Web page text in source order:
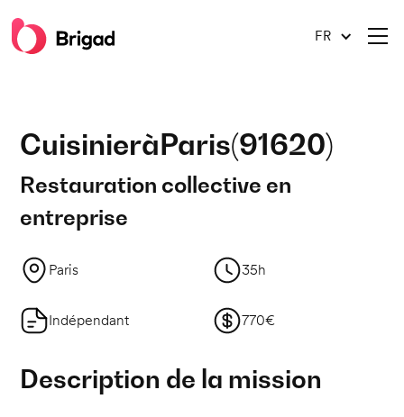
FR
CuisinieràParis(91620)
Restauration collective en
entreprise
Paris 35h
Indépendant 770€
Description de la mission